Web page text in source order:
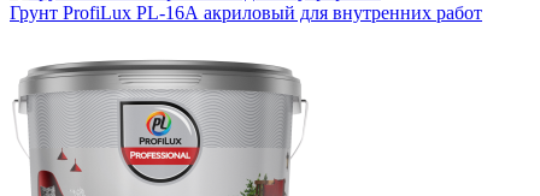
Грунт ProfiLux PL-16А акриловый для внутренних работ